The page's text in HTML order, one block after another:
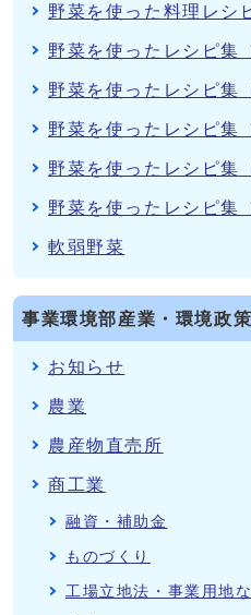
野菜を使った料理レシ
野菜を使ったレシピ集
野菜を使ったレシピ集
野菜を使ったレシピ集
野菜を使ったレシピ集
野菜を使ったレシピ集
軟弱野菜
事業環境部産業・環境政策
お知らせ
農業
農産物直売所
商工業
融資・補助金
ものづくり
工場立地法・事業用地